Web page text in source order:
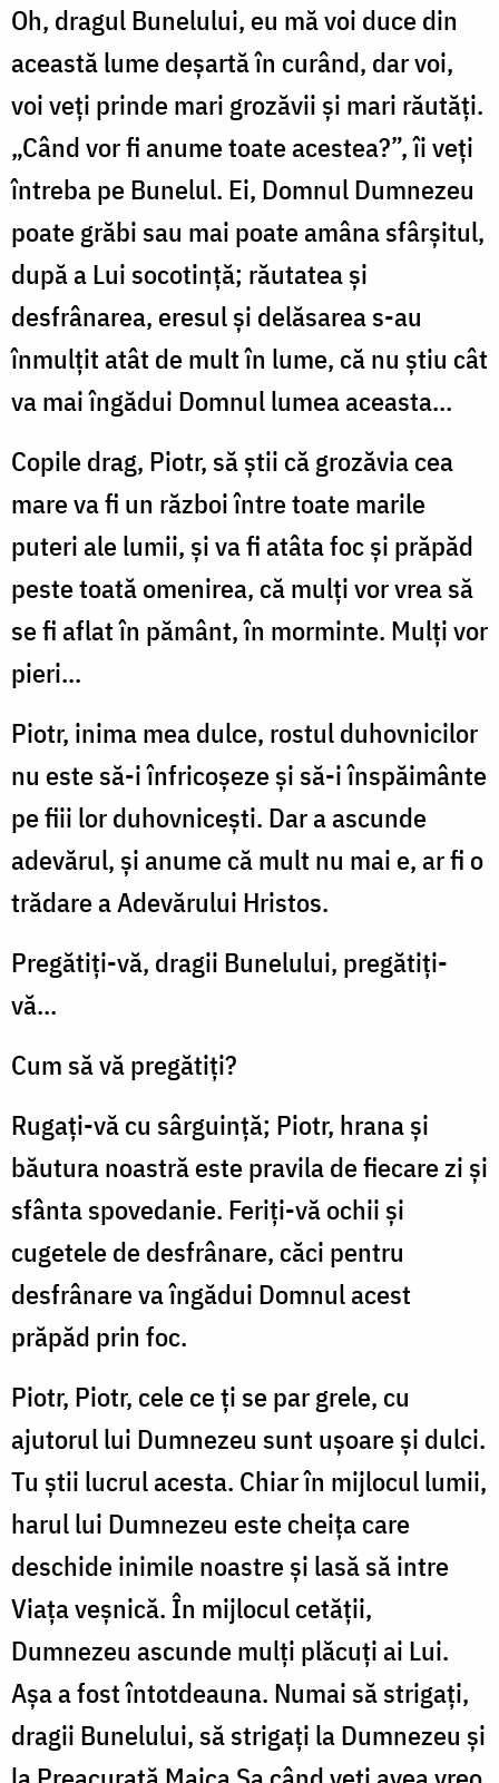
Oh, dragul Bunelului, eu mă voi duce din
această lume deşartă în curând, dar voi,
voi veţi prinde mari grozăvii şi mari răutăţi.
„Când vor fi anume toate acestea?”, îi veţi
întreba pe Bunelul. Ei, Domnul Dumnezeu
poate grăbi sau mai poate amâna sfârşitul,
după a Lui socotinţă; răutatea şi
desfrânarea, eresul şi delăsarea s-au
înmulţit atât de mult în lume, că nu ştiu cât
va mai îngădui Domnul lumea aceasta...
Copile drag, Piotr, să ştii că grozăvia cea
mare va fi un război între toate marile
puteri ale lumii, şi va fi atâta foc şi prăpăd
peste toată omenirea, că mulţi vor vrea să
se fi aflat în pământ, în morminte. Mulţi vor
pieri...
Piotr, inima mea dulce, rostul duhovnicilor
nu este să-i înfricoşeze şi să-i înspăimânte
pe fiii lor duhovniceşti. Dar a ascunde
adevărul, şi anume că mult nu mai e, ar fi o
trădare a Adevărului Hristos.
Pregătiţi-vă, dragii Bunelului, pregătiţi-
vă...
Cum să vă pregătiţi?
Rugaţi-vă cu sârguinţă; Piotr, hrana şi
băutura noastră este pravila de fiecare zi şi
sfânta spovedanie. Feriţi-vă ochii şi
cugetele de desfrânare, căci pentru
desfrânare va îngădui Domnul acest
prăpăd prin foc.
Piotr, Piotr, cele ce ţi se par grele, cu
ajutorul lui Dumnezeu sunt uşoare şi dulci.
Tu ştii lucrul acesta. Chiar în mijlocul lumii,
harul lui Dumnezeu este cheiţa care
deschide inimile noastre şi lasă să intre
Viaţa veşnică. În mijlocul cetăţii,
Dumnezeu ascunde mulţi plăcuţi ai Lui.
Aşa a fost întotdeauna. Numai să strigaţi,
dragii Bunelului, să strigaţi la Dumnezeu şi